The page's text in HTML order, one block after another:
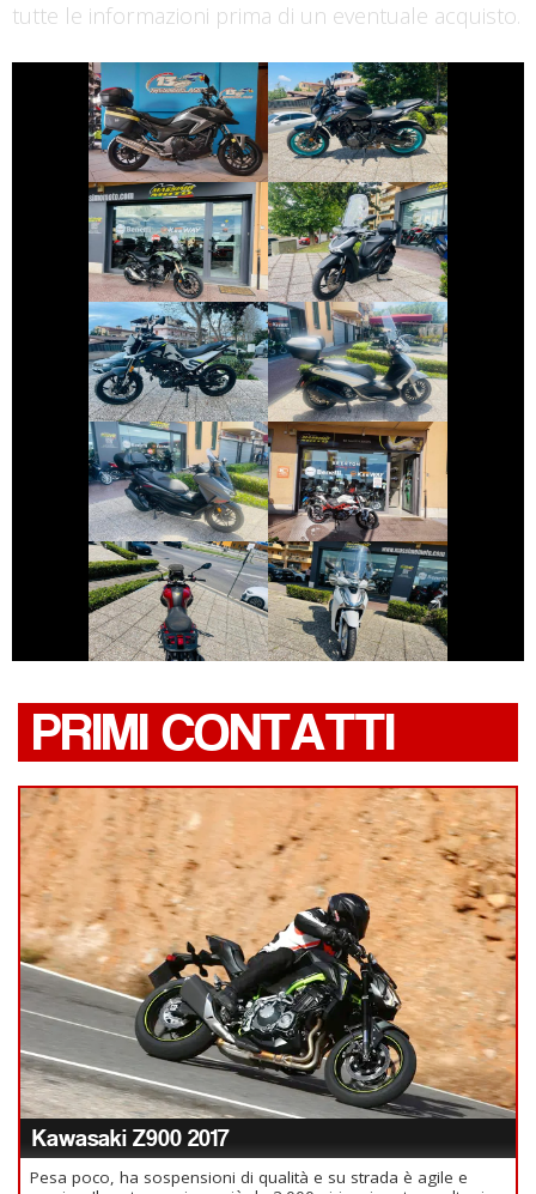
tutte le informazioni prima di un eventuale acquisto.
HONDA NC-X YAMAHA MT-07
HONDA CB-500
€ 5.290 €
HONDA SH
€ 3.490 €
BENELLI BKX-125
€ 3.390 €
PIAGGIO
BEVERLY
€ 3.250 €
HONDA FORZA-
350
€ 5.990 €
BENELLI BN
€ 2.550 €
BENELLI TRK
€ 2.190 €
HONDA SH
€ 2.490 €
PRIMI CONTATTI
Kawasaki Z900 2017
Pesa poco, ha sospensioni di qualità e su strada è agile e